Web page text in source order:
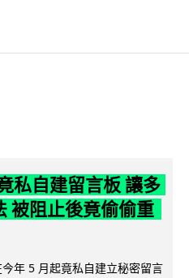
私自建留言板 讓多
被阻止後竟偷偷重
年 5 月起竟私自建立秘密留言